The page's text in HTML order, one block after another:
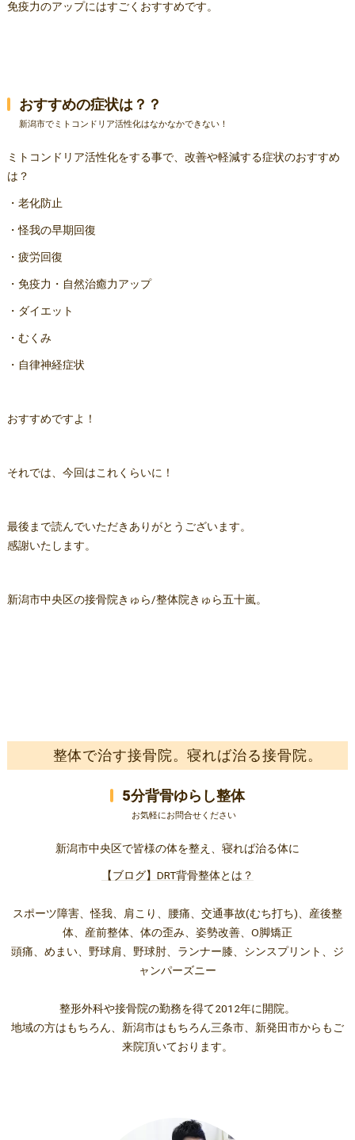
免疫力のアップにはすごくおすすめです。
おすすめの症状は？？
新潟市でミトコンドリア活性化はなかなかできない！
ミトコンドリア活性化をする事で、改善や軽減する症状のおすすめ
は？
・老化防止
・怪我の早期回復
・疲労回復
・免疫力・自然治癒力アップ
・ダイエット
・むくみ
・自律神経症状
おすすめですよ！
それでは、今回はこれくらいに！
最後まで読んでいただきありがとうございます。
感謝いたします。
新潟市中央区の接骨院きゅら/整体院きゅら五十嵐。
整体で治す接骨院。寝れば治る接骨院。
5分背骨ゆらし整体
お気軽にお問合せください
新潟市中央区で皆様の体を整え、寝れば治る体に
【ブログ】DRT背骨整体とは？
スポーツ障害、怪我、肩こり、腰痛、交通事故(むち打ち)、産後整
体、産前整体、体の歪み、姿勢改善、O脚矯正
頭痛、めまい、野球肩、野球肘、ランナー膝、シンスプリント、ジ
ャンパーズニー
整形外科や接骨院の勤務を得て2012年に開院。
地域の方はもちろん、新潟市はもちろん三条市、新発田市からもご
来院頂いております。